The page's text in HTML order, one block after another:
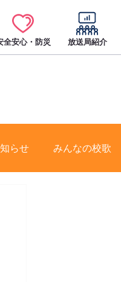
全安心・防災 放送局紹介
らせ みんなの校歌